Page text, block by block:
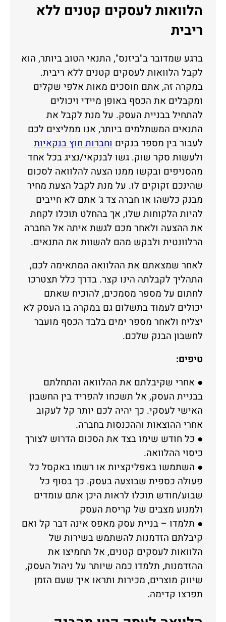
הלוואות לעסקים קטנים ללא
ריבית
ברגע שמדובר ב"ביזנס", התנאי הטוב ביותר, הוא
לקבל הלוואות לעסקים קטנים ללא ריבית.
במקרה זה, אתם חוסכים מאות אלפי שקלים
ומקבלים את הכסף באופן מיידי ויכולים
להתחיל בבניית העסק. על מנת לקבל את
התנאים המשתלמים ביותר, אנו ממליצים לכם
לעבור בין מספר בנקים וחברות חוץ בנקאיות
ולעשות סקר שוק. גשו לבנקאי/נציג בכל אחד
מהסניפים ובקשו ממנו הצעה להלוואה לסכום
שהינכם זקוקים לו. על מנת לקבל הצעת מחיר
מבנק כלשהו או חברה צד ג' אתם לא חייבים
להיות הלקוחות שלו, אך בהחלט תוכלו לקחת
את ההצעה ולאחר מכם לגשת איתה אל החברה
הרלוונטית ולבקש מהם להשוות את התנאים.
לאחר שמצאתם את ההלוואה המתאימה לכם,
התהליך לקבלתה הינו קצר. בדרך כלל תצטרכו
לחתום על מספר מסמכים, להוכיח שאתם
יכולים לעמוד בתשלום גם במקרה בו העסק לא
יצליח ולאחר מספר ימים בלבד הכסף מועבר
לחשבון הבנק שלכם.
טיפים:
● אחרי שקיבלתם את ההלוואה והתחלתם
בבניית העסק, אל תשכחו להפריד בין החשבון
האישי לעסקי. כך יהיה לכם יותר קל לעקוב
אחרי ההוצאות וההכנסות בחברה.
● כל חודש שימו בצד את הסכום הדרוש לצורך
כיסוי ההלוואה.
● השתמשו באפליקציות או רשמו באקסל כל
פעולה כספית שבוצעה בעסק. כך בסוף כל
שבוע/חודש תוכלו לראות היכן אתם עומדים
ולמנוע מצבים של קריסת העסק
● תלמדו – בניית עסק מאפס אינה דבר קל ואם
קיבלתם הזדמנות להשתמש בשירות של
הלוואות לעסקים קטנים, אל תחמיצו את
ההזדמנות, תלמדו כמה שיותר על ניהול העסק,
שיווק מוצרים, מכירות ותראו איך שעם הזמן
תפרצו קדימה.